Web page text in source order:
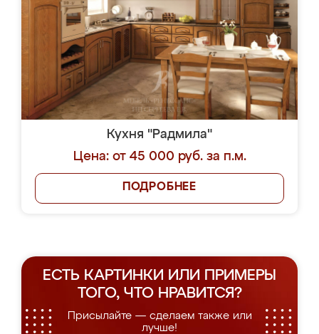
Кухня "Радмила"
Цена: от 45 000 руб. за п.м.
ПОДРОБНЕЕ
ЕСТЬ КАРТИНКИ ИЛИ ПРИМЕРЫ
ТОГО, ЧТО НРАВИТСЯ?
Присылайте — сделаем также или
лучше!